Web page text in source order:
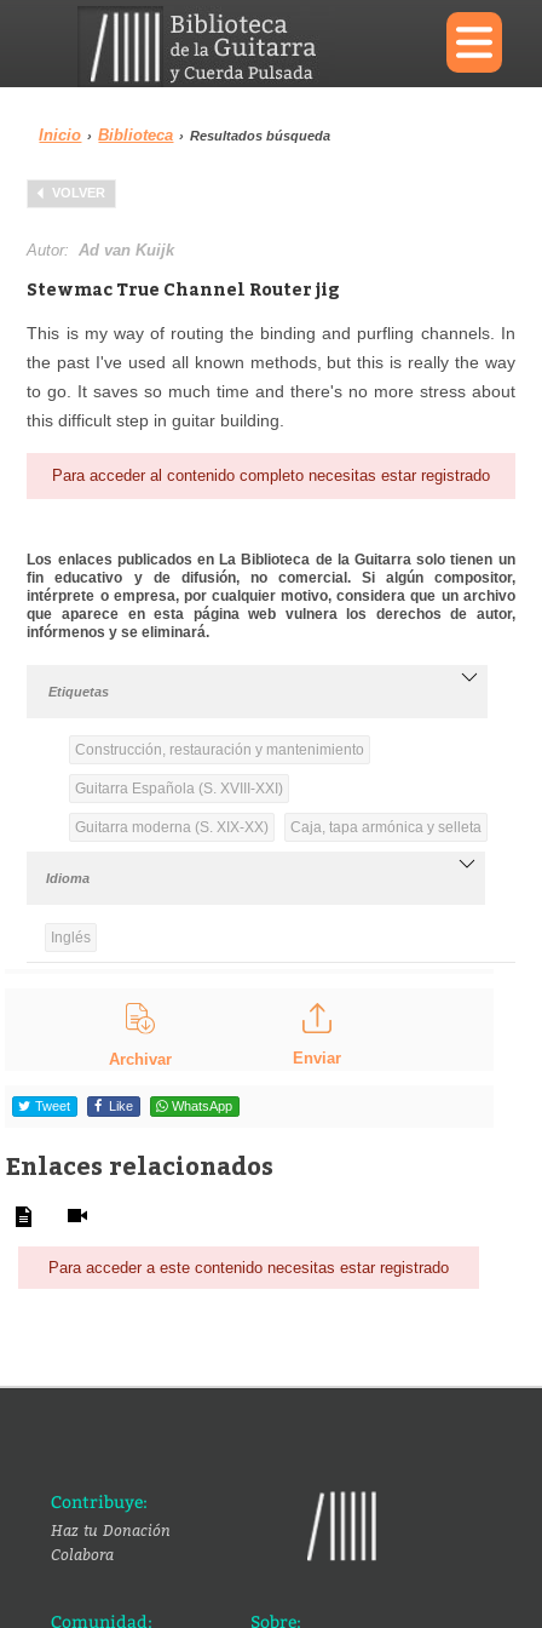
×
Menu
Biblioteca
Área personal Reproductor
Inicio › Biblioteca › Resultados búsqueda
VOLVER
Autor:Ad van Kuijk
Stewmac True Channel Router jig
This is my way of routing the binding and purfling channels. In
the past I've used all known methods, but this is really the way
to go. It saves so much time and there's no more stress about
this difficult step in guitar building.
Para acceder al contenido completo necesitas estar registrado
Los enlaces publicados en La Biblioteca de la Guitarra solo tienen un
fin educativo y de difusión, no comercial. Si algún compositor,
intérprete o empresa, por cualquier motivo, considera que un archivo
que aparece en esta página web vulnera los derechos de autor,
infórmenos y se eliminará.
Etiquetas
Construcción, restauración y mantenimiento
Guitarra Española (S. XVIII-XXI)
Guitarra moderna (S. XIX-XX) Caja, tapa armónica y selleta
Idioma
Inglés
Archivar Enviar
Tweet Like WhatsApp
Enlaces relacionados
Para acceder a este contenido necesitas estar registrado
Contribuye:
Haz tu Donación
Colabora
Comunidad: Sobre: